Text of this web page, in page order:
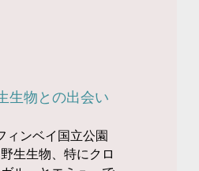
生物との出会い
ィンベイ国立公園
生生物、特にクロ